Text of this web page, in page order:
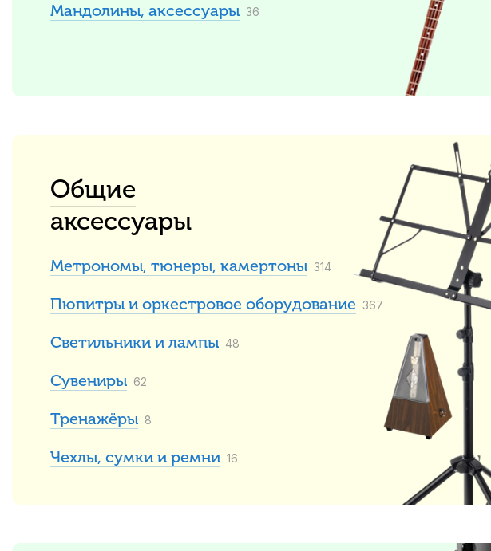
Мандолины, аксессуары 36
Общие
аксессуары
Метрономы, тюнеры, камертоны 314
Пюпитры и оркестровое оборудование 367
Светильники и лампы 48
Сувениры 62
Тренажёры 8
Чехлы, сумки и ремни 16